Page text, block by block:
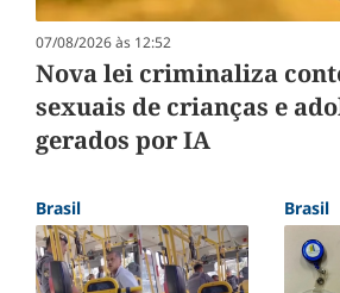
07/08/2026 às 12:52
Nova lei criminaliza
sexuais de crianças e
gerados por IA
Brasil Brasil